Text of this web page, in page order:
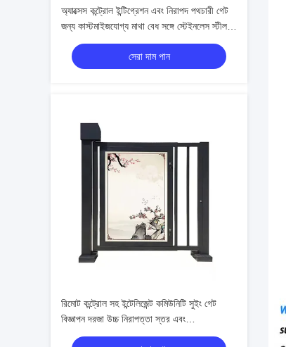
অ্যাক্সেস কন্ট্রোল ইন্টিগ্রেশন এবং নিরাপদ পথচারী গেট
জন্য কাস্টমাইজযোগ্য মাথা বেধ সঙ্গে স্টেইনলেস স্টীল
পূর্ণ উচ্চতা Turnstile
সেরা দাম পান
রিমোট কন্ট্রোল সহ ইন্টেলিজেন্ট কমিউনিটি সুইং গেট
বিজ্ঞাপন দরজা উচ্চ নিরাপত্তা স্তর এবং
কাস্টমাইজযোগ্য মাথা বেধ